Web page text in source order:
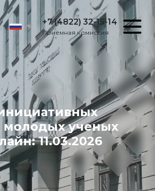
+7 (4822) 32-15-14
Приёмная комиссия
молодых ученых
11.03.2026